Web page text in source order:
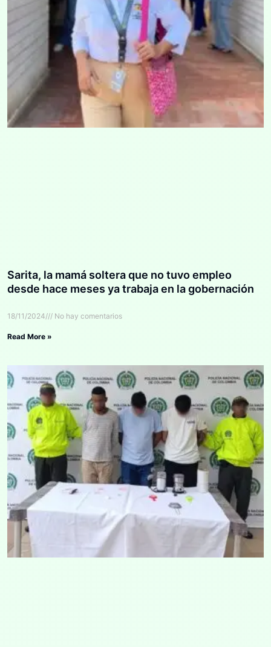
Sarita, la mamá soltera que no tuvo empleo
desde hace meses ya trabaja en la gobernación
18/11/2024 No hay comentarios
Read More »